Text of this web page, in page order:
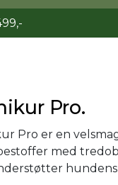
Pro.
Pro er en
med
hundens